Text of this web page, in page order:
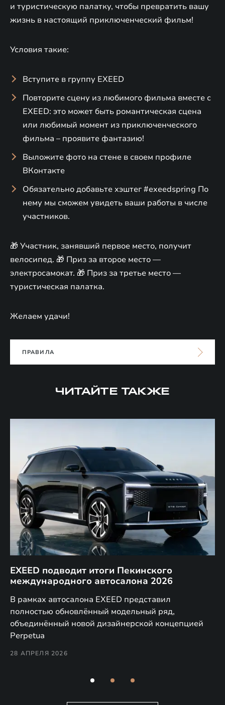
и туристическую палатку, чтобы превратить вашу
жизнь в настоящий приключенческий фильм!
Условия такие:
Вступите в группу EXEED
Повторите сцену из любимого фильма вместе с
EXEED: это может быть романтическая сцена
или любимый момент из приключенческого
фильма – проявите фантазию!
Выложите фото на стене в своем профиле
ВКонтакте
Обязательно добавьте хэштег #exeedspring По
нему мы сможем увидеть ваши работы в числе
участников.
🎁 Участник, занявший первое место, получит
велосипед. 🎁 Приз за второе место —
электросамокат. 🎁 Приз за третье место —
туристическая палатка.
Желаем удачи!
ПРАВИЛА
ЧИТАЙТЕ ТАКЖЕ
EXEED подводит итоги Пекинского
международного автосалона 2026
В рамках автосалона EXEED представил
полностью обновлённый модельный ряд,
объединённый новой дизайнерской концепцией
Perpetua
28 АПРЕЛЯ 2026